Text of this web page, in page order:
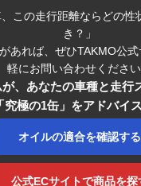
、この走行距離ならどの性
き？」
あれば、ぜひTAKMO公
軽にお問い合わせください
が、あなたの車種と走行
究極の1缶」をアドバイス
オイルの適合を確認する
公式ECサイトで商品を探